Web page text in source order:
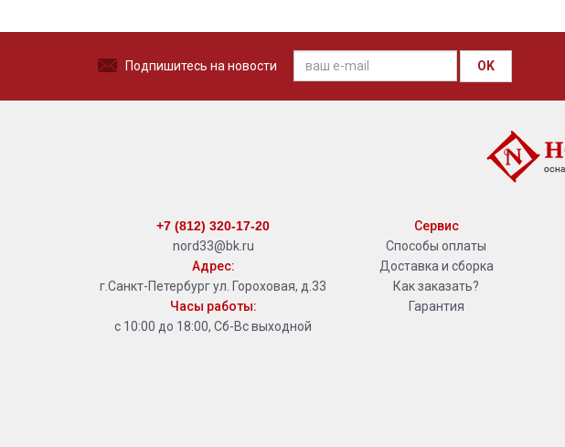
Подпишитесь на новости OK
+7 (812) 320-17-20
nord33@bk.ru
Адрес:
г.Санкт-Петербург ул. Гороховая, д.33
Часы работы:
с 10:00 до 18:00, Сб-Вс выходной
Сервис
Способы оплаты
Доставка и сборка
Как заказать?
Гарантия